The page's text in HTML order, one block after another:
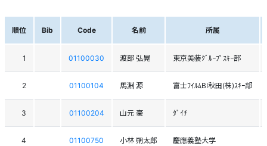
順位 Bib Code 名前 所属
1 01100030 渡部 弘晃 東京美装ｸﾞﾙｰﾌﾟｽｷｰ部
2 01100104 馬淵 源 富士ﾌｲﾙﾑBI秋田(株)ｽｷｰ部
3 01100204 山元 豪 ﾀﾞｲﾁ
4 01100750 小林 朔太郎 慶應義塾大学